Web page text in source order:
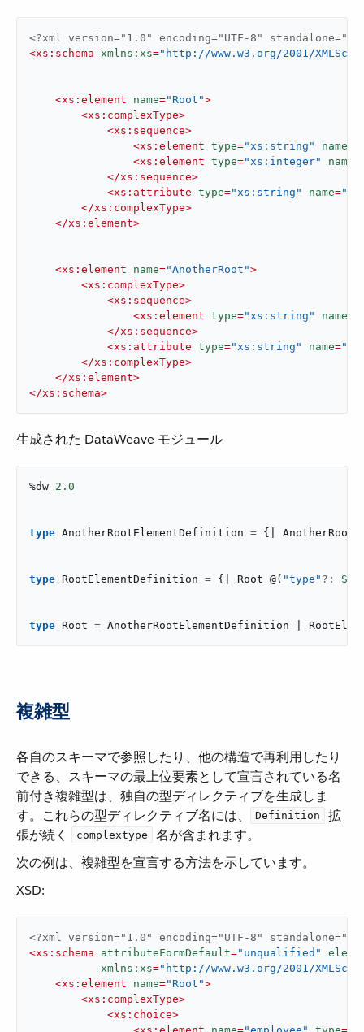
<?xml version="1.0" encoding="UTF-8"
<xs:schema xmlns:xs="http://www.w3.org/2001/
<xs:element name="Root">
<xs:complexType>
<xs:sequence>
<xs:element type="xs:string" name
<xs:element type="xs:integer" name
</xs:sequence>
<xs:attribute type="xs:string" name=
</xs:complexType>
</xs:element>
<xs:element name="AnotherRoot">
<xs:complexType>
<xs:sequence>
<xs:element type="xs:string" name
</xs:sequence>
<xs:attribute type="xs:string" name=
</xs:complexType>
</xs:element>
</xs:schema>
生成された DataWeave モジュール
%dw 2.0
type AnotherRootElementDefinition = { | AnotherRoot
type RootElementDefinition = { | Root @( "type" ? :
type Root = AnotherRootElementDefinition |
複雑型
各自のスキーマで参照したり、他の構造で再利用したり
できる、スキーマの最上位要素として宣言されている名
前付き複雑型は、独自の型ディレクティブを生成しま
す。これらの型ディレクティブ名には、​
Definition
​ 拡
張が続く ​
complextype
​ 名が含まれます。
次の例は、複雑型を宣言する方法を示しています。
XSD:
<?xml version="1.0" encoding="UTF-8"
<xs:schema attributeFormDefault="unqualified"
xmlns:xs="http://www.w3.org/2001/
<xs:element name="Root">
<xs:complexType>
<xs:choice>